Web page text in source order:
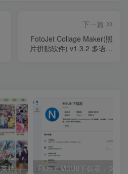
下一篇
FotoJet Collage Maker(照
片拼贴软件) v1.3.2 多语便
Kazumi番剧采集v1.6.9：支持自定义规则+在线观看+弹幕，跨平台下载 Fluent M3U8下载器，支持